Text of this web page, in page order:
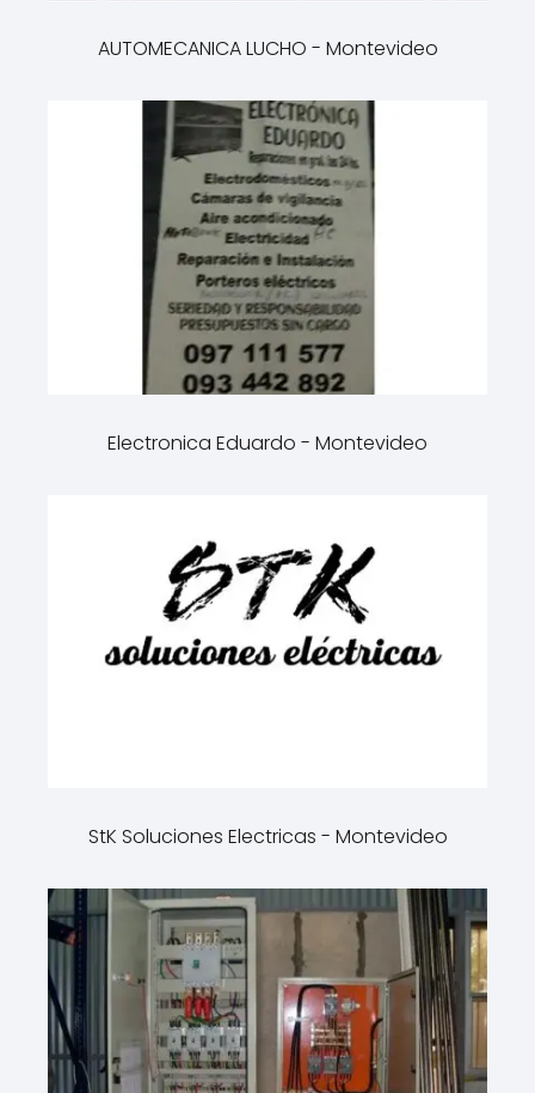
AUTOMECANICA LUCHO - Montevideo
Electronica Eduardo - Montevideo
StK Soluciones Electricas - Montevideo